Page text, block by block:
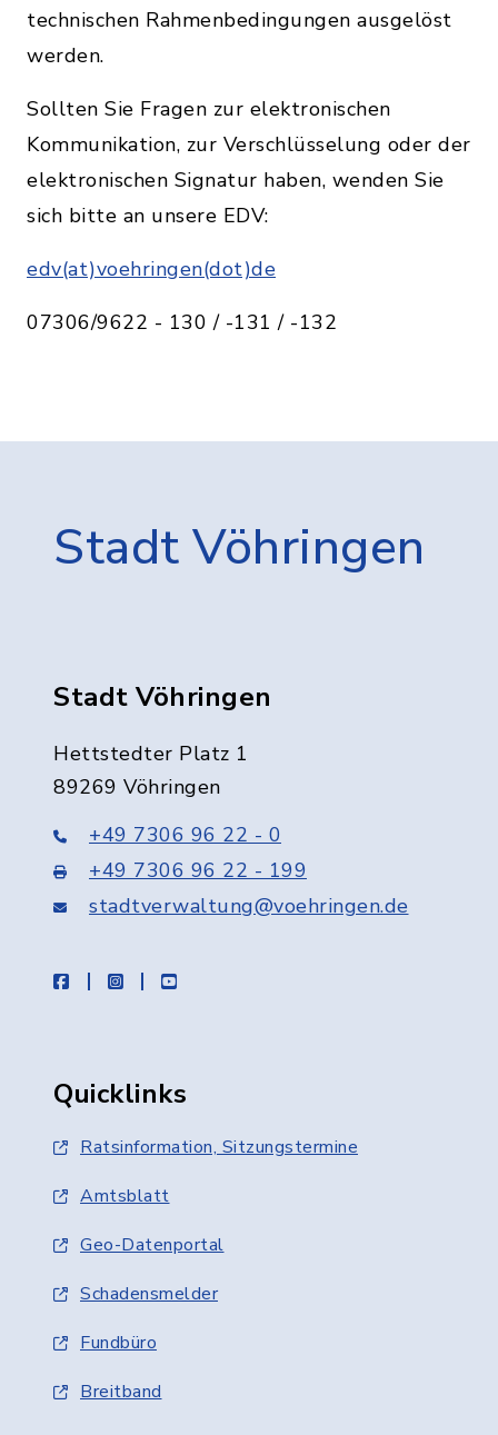
technischen Rahmenbedingungen ausgelöst
werden.
Sollten Sie Fragen zur elektronischen
Kommunikation, zur Verschlüsselung oder der
elektronischen Signatur haben, wenden Sie
sich bitte an unsere EDV:
edv(at)voehringen(dot)de
07306/9622 - 130 / -131 / -132
Stadt Vöhringen
Stadt Vöhringen
Hettstedter Platz 1
89269 Vöhringen
+49 7306 96 22 - 0
+49 7306 96 22 - 199
stadtverwaltung@voehringen.de
facebookinstagramyoutube
Quicklinks
Ratsinformation, Sitzungstermine
Amtsblatt
Geo-Datenportal
Schadensmelder
Fundbüro
Breitband